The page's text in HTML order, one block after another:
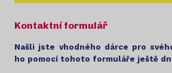
Kontaktní formulář
Našli jste vhodného dárce pro
ho pomocí tohoto formuláře ještě